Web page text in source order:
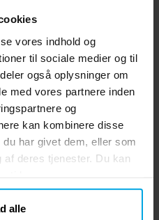
vores indhold og
til sociale medier og til
også oplysninger om
med vores partnere inden
og
kan kombinere disse
har givet dem, eller som
af deres tjenester. Du kan
alle
Balloner - Mørkeblå 10
stk
Pris:19 kr.
19 kr.
KØB